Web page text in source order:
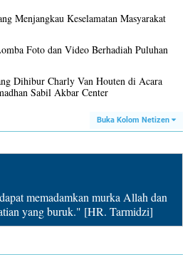
Menjangkau Keselamatan Masyarakat
Foto dan Video Berhadiah Puluhan
Dihibur Charly Van Houten di Acara
Sabil Akbar Center
Buka Kolom Netizen
memadamkan murka Allah dan
yang buruk." [HR. Tarmidzi]